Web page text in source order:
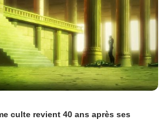
culte revient 40 ans après ses